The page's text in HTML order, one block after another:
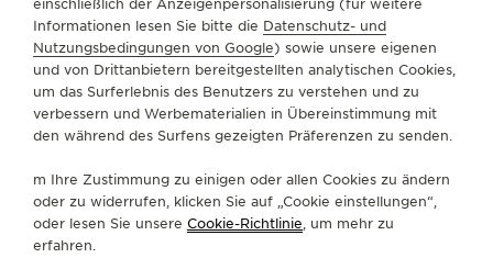
FOLGEN SIE UNS
ÜBER UNS
SERVICELEISTUNGEN
einschließlich der Anzeigenpersonalisierung (für weitere
Informationen lesen Sie bitte die Datenschutz- und
Nutzungsbedingungen von Google) sowie unsere eigenen
und von Drittanbietern bereitgestellten analytischen Cookies,
um das Surferlebnis des Benutzers zu verstehen und zu
verbessern und Werbematerialien in Übereinstimmung mit
den während des Surfens gezeigten Präferenzen zu senden.
m Ihre Zustimmung zu einigen oder allen Cookies zu ändern
oder zu widerrufen, klicken Sie auf „Cookie einstellungen“,
oder lesen Sie unsere Cookie-Richtlinie, um mehr zu
erfahren.